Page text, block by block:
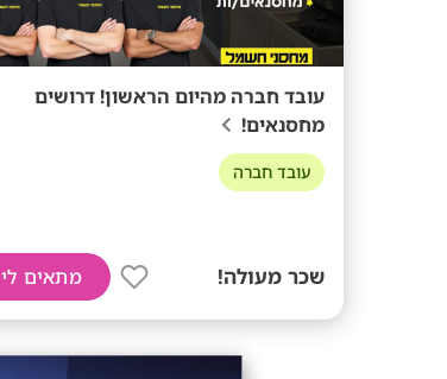
עובד חברה מהיום הראשון! דרושים
מחסנאים!
עובד חברה
שכר מעולה! מתאים לי